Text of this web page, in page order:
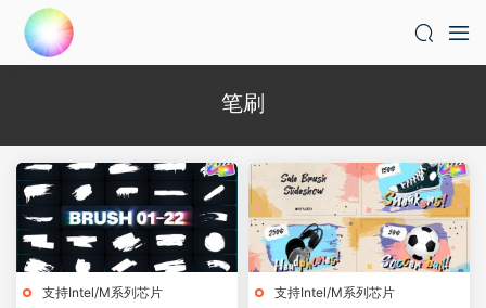
笔刷
支持Intel/M系列芯片 支持Intel/M系列芯片